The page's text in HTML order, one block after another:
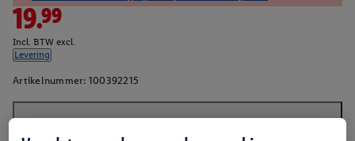
19.99
Incl. BTW excl.
Levering
Artikelnummer: 100392215
Beschrijving